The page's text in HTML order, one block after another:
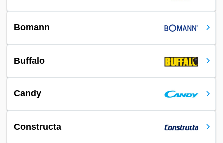
Bomann
Buffalo
Candy
Constructa